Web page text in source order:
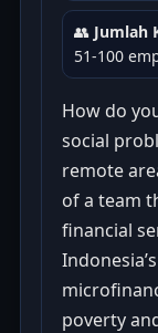
👥 Jumlah
51-100
How do
social
remote
of a team
financial
poverty